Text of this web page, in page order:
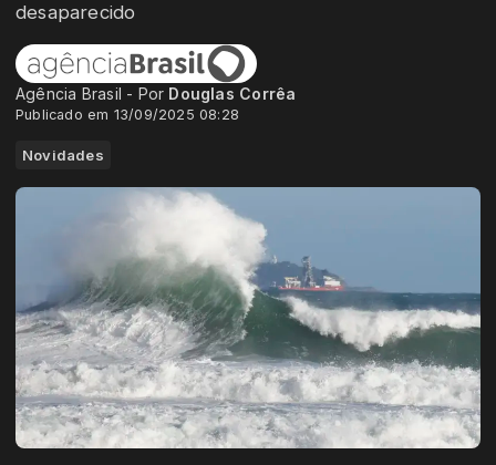
desaparecido
Agência Brasil - Por Douglas Corrêa
Publicado em 13/09/2025 08:28
Novidades